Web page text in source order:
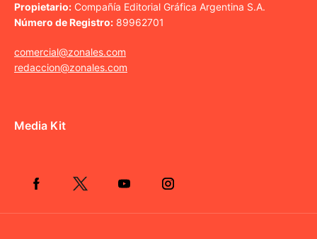
Propietario: Compañía Editorial Gráfica Argentina S.A.
Número de Registro: 89962701
comercial@zonales.com
redaccion@zonales.com
Media Kit